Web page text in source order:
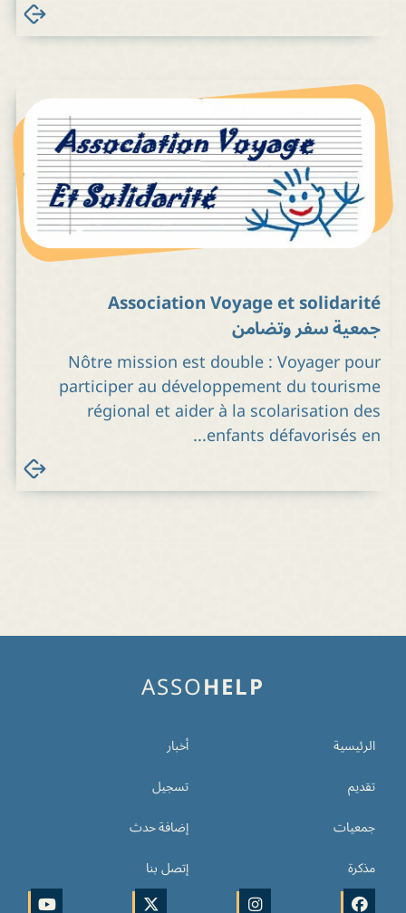
Association Voyage et solidarité
جمعية سفر وتضامن
Nôtre mission est double : Voyager pour
participer au développement du tourisme
régional et aider à la scolarisation des
enfants défavorisés en...
ASSOHELP
الرئيسية
تقديم
جمعيات
مذكرة
أخبار
تسجيل
إضافة حدث
إتصل بنا